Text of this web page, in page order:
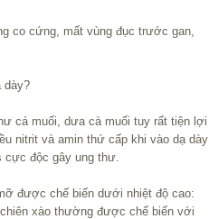
co cứng, mất vùng đục trước gan,
dày?
cá muối, dưa cà muối tuy rất tiện lợi
nitrit và amin thứ cấp khi vào dạ dày
cực độc gây ung thư.
được chế biến dưới nhiệt độ cao:
xào thường được chế biến với